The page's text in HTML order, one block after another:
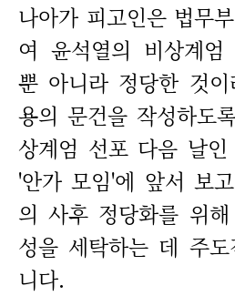
나아가 피고인은 법무
여 윤석열의 비상계
뿐 아니라 정당한 것
용의 문건을 작성하도
상계엄 선포 다음 날
'안가 모임'에 앞서 보
의 사후 정당화를 위
성을 세탁하는 데 주
니다.